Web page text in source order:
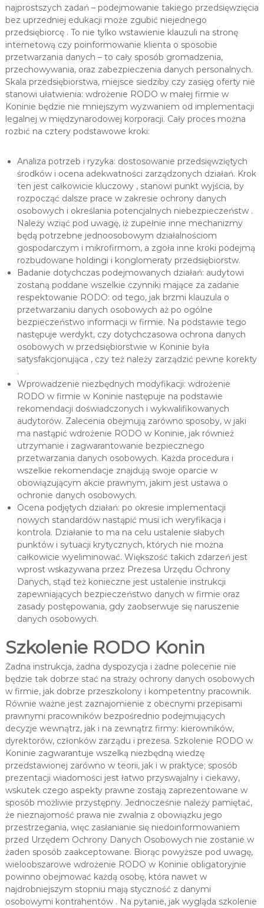
najprostszych zadań – podejmowanie takiego przedsięwzięcia
bez uprzedniej edukacji może zgubić niejednego
przedsiębiorcę . To nie tylko wstawienie klauzuli na stronę
internetową czy poinformowanie klienta o sposobie
przetwarzania danych – to cały sposób gromadzenia,
przechowywania, oraz zabezpieczenia danych personalnych.
Skala przedsiębiorstwa, miejsce siedziby czy zasięg oferty nie
stanowi ułatwienia: wdrożenie RODO w małej firmie w
Koninie będzie nie mniejszym wyzwaniem od implementacji
legalnej w międzynarodowej korporacji. Cały proces można
rozbić na cztery podstawowe kroki:
Analiza potrzeb i ryzyka: dostosowanie przedsięwziętych
środków i ocena adekwatności zarządzonych działań. Krok
ten jest całkowicie kluczowy , stanowi punkt wyjścia, by
rozpocząć dalsze prace w zakresie ochrony danych
osobowych i określania potencjalnych niebezpieczeństw .
Należy wziąć pod uwagę, iż zupełnie inne mechanizmy
będą potrzebne jednoosobowym działalnościom
gospodarczym i mikrofirmom, a zgoła inne kroki podejmą
rozbudowane holdingi i konglomeraty przedsiębiorstw.
Badanie dotychczas podejmowanych działań: audytowi
zostaną poddane wszelkie czynniki mające za zadanie
respektowanie RODO: od tego, jak brzmi klauzula o
przetwarzaniu danych osobowych aż po ogólne
bezpieczeństwo informacji w firmie. Na podstawie tego
następuje werdykt, czy dotychczasowa ochrona danych
osobowych w przedsiębiorstwie w Koninie była
satysfakcjonująca , czy też należy zarządzić pewne korekty
.
Wprowadzenie niezbędnych modyfikacji: wdrożenie
RODO w firmie w Koninie następuje na podstawie
rekomendacji doświadczonych i wykwalifikowanych
audytorów. Zalecenia obejmują zarówno sposoby, w jaki
ma nastąpić wdrożenie RODO w Koninie, jak również
utrzymanie i zagwarantowanie bezpiecznego
przetwarzania danych osobowych. Każda procedura i
wszelkie rekomendacje znajdują swoje oparcie w
obowiązującym akcie prawnym, jakim jest ustawa o
ochronie danych osobowych.
Ocena podjętych działań: po okresie implementacji
nowych standardów nastąpić musi ich weryfikacja i
kontrola. Działanie to ma na celu ustalenie słabych
punktów i sytuacji krytycznych, których nie można
całkowicie wyeliminować. Większość takich zdarzeń jest
wprost wskazywana przez Prezesa Urzędu Ochrony
Danych, stąd też konieczne jest ustalenie instrukcji
zapewniających bezpieczeństwo danych w firmie oraz
zasady postępowania, gdy zaobserwuje się naruszenie
danych osobowych.
Szkolenie RODO Konin
Żadna instrukcja, żadna dyspozycja i żadne polecenie nie
będzie tak dobrze stać na straży ochrony danych osobowych
w firmie, jak dobrze przeszkolony i kompetentny pracownik.
Równie ważne jest zaznajomienie z obecnymi przepisami
prawnymi pracowników bezpośrednio podejmujących
decyzje wewnątrz, jak i na zewnątrz firmy: kierowników,
dyrektorów, członków zarządu i prezesa. Szkolenie RODO w
Koninie zagwarantuje wszelką niezbędną wiedzę
przedstawionej zarówno w teorii, jak i w praktyce; sposób
prezentacji wiadomości jest łatwo przyswajalny i ciekawy,
wskutek czego aspekty prawne zostają zaprezentowane w
sposób możliwie przystępny. Jednocześnie należy pamiętać,
że nieznajomość prawa nie zwalnia z obowiązku jego
przestrzegania, więc zasłanianie się niedoinformowaniem
przed Urzędem Ochrony Danych Osobowych nie zostanie w
żaden sposób zaakceptowane. Biorąc powyższe pod uwagę,
wieloobszarowe wdrożenie RODO w Koninie obligatoryjnie
powinno obejmować każdą osobę, która nawet w
najdrobniejszym stopniu mają styczność z danymi
osobowymi kontrahentów . Na pytanie, jak wygląda szkolenie